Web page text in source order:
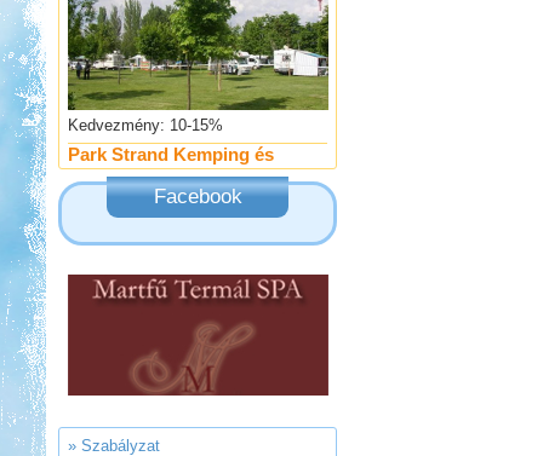
Kedvezmény: 10-15%
Park Strand Kemping és
Túrafalu
Kedvezmény: 20%
Aqua Land
Facebook
» Szabályzat